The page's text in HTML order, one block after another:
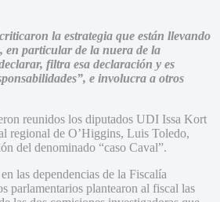
la estrategia que están llevando
en particular de la nuera de la
filtra esa declaración y es
e involucra a otros
reunidos los diputados UDI Issa Kort
regional de O’Higgins, Luis Toledo,
del denominado “caso Caval”.
las dependencias de la Fiscalía
parlamentarios plantearon al fiscal las